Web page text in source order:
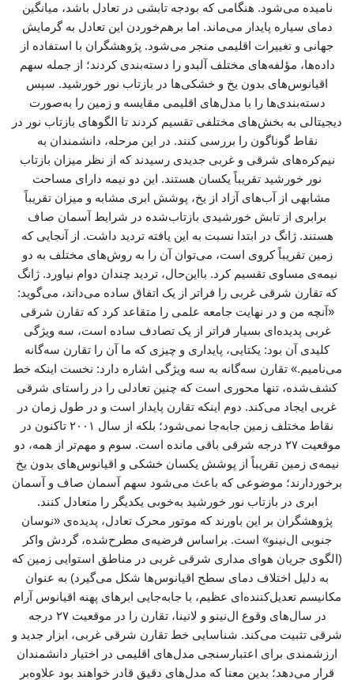
نامیده می‌شود. هنگامی که بودجه تابشی در تعادل باشد، میانگین
دمای سیاره پایدار می‌ماند. اما برهم‌خوردن این تعادل به گرمایش
جهانی و تغییرات اقلیمی منجر می‌شود. پژوهشگران با استفاده از
داده‌ها، مؤلفه‌های مختلف آلبدو را دسته‌بندی کردند؛ از جمله سهم
اقیانوس‌های بدون یخ و خشکی‌ها در بازتاب نور خورشید. سپس
دسته‌بندی‌ها را با مدل‌های اقلیمی مقایسه و زمین را به‌صورت
دیجیتالی به بخش‌های مختلفی تقسیم کردند تا الگوهای بازتاب نور در
نقاط گوناگون را بررسی کنند. در این مرحله، دانشمندان به
نیم‌کره‌های شرقی و غربی جدیدی رسیدند که از نظر میزان بازتاب
نور خورشید تقریباً یکسان هستند. این دو نیمه دارای مساحت
مشابهی از آب‌های آزاد از یخ، پوشش ابری مشابه و میزان تقریباً
برابری از تابش خورشیدی بازتاب‌شده در شرایط آسمان صاف
هستند. ژانگ در ابتدا نسبت به این یافته تردید داشت. از آنجایی که
زمین تقریباً کروی است، می‌توان آن را به روش‌های مختلف به دو
نیمه‌ی مساوی تقسیم کرد. بااین‌حال، تردید چندان دوام نیاورد. ژانگ
که تقارن شرقی غربی را فراتر از یک اتفاق ساده می‌داند، می‌گوید:
«آنچه من و در نهایت جامعه علمی را متقاعد کرد که تقارن شرقی
غربی پدیده‌ای بسیار فراتر از یک تصادف ساده است، سه ویژگی
کلیدی آن بود: یکتایی، پایداری و چیزی که ما آن را تقارن سه‌گانه
می‌نامیم.» تقارن سه‌گانه به سه ویژگی اشاره دارد: نخست اینکه خط
کشف‌شده، تنها محوری است که چنین تعادلی را در راستای شرقی
غربی ایجاد می‌کند. دوم اینکه تقارن پایدار است و در طول زمان در
نقاط مختلف زمین جابه‌جا نمی‌شود؛ بلکه از سال ۲۰۰۱ تاکنون در
موقعیت ۲۷ درجه شرقی باقی مانده است. سوم و مهم‌تر از همه، دو
نیمه‌ی زمین تقریباً از پوشش یکسان خشکی و اقیانوس‌های بدون یخ
برخوردارند؛ موضوعی که باعث می‌شود سهم آسمان صاف و آسمان
ابری در بازتاب نور خورشید به‌خوبی یکدیگر را متعادل کنند.
پژوهشگران بر این باورند که موتور محرک تعادل، پدیده‌ی «نوسان
جنوبی ال‌نینو» است. براساس فرضیه‌ی مطرح‌شده، گردش واکر
(الگوی جریان هوای مداری شرقی غربی در مناطق استوایی زمین که
به دلیل اختلاف دمای سطح اقیانوس‌ها شکل می‌گیرد) به عنوان
مکانیسم تعدیل‌کننده‌ای عظیم، با جابه‌جایی ابرهای پهنه اقیانوس آرام
در سال‌های وقوع ال‌نینو و لانینا، تقارن را در موقعیت ۲۷ درجه
شرقی تثبیت می‌کند. شناسایی خط تقارن شرقی غربی، ابزار جدید و
ارزشمندی برای اعتبارسنجی مدل‌های اقلیمی در اختیار دانشمندان
قرار می‌دهد؛ بدین معنا که مدل‌های دقیق قادر خواهند بود علاوه‌بر